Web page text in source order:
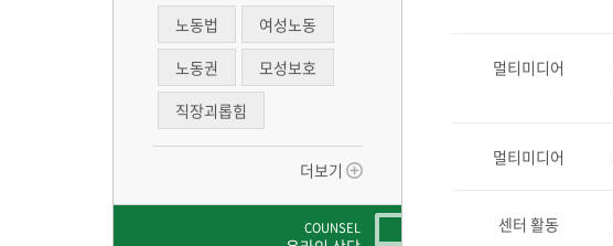
노동법
여성노동
노동권
모성보호
직장괴롭힘
더보기
COUNSEL
멀티미디어
멀티미디어
센터 활동